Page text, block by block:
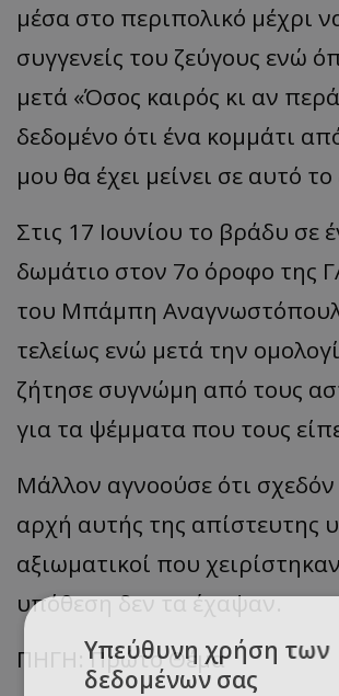
μέσα στο περιπολικό μέχρι
συγγενείς του ζεύγους ενώ
μετά «Όσος καιρός κι αν
δεδομένο ότι ένα κομμάτι
μου θα έχει μείνει σε αυτό
Στις 17 Ιουνίου το βράδυ σε
δωμάτιο στον 7ο όροφο της
του Μπάμπη
τελείως ενώ μετά την
ζήτησε συγνώμη από τους
για τα ψέμματα που τους
Μάλλον αγνοούσε ότι
αρχή αυτής της απίστευτης
αξιωματικοί που
υπόθεση δεν τα έχαψαν.
ΠΗΓΗ: Πρώτο Θέμα
Υπεύθυνη χρήση των
δεδομένων σας